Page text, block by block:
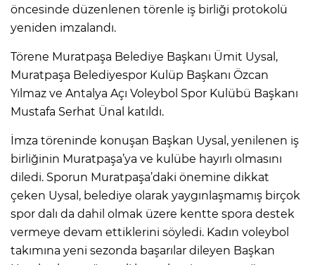
öncesinde düzenlenen törenle iş birliği protokolü
yeniden imzalandı.
Törene Muratpaşa Belediye Başkanı Ümit Uysal,
Muratpaşa Belediyespor Kulüp Başkanı Özcan
Yılmaz ve Antalya Açı Voleybol Spor Kulübü Başkanı
Mustafa Serhat Ünal katıldı.
İmza töreninde konuşan Başkan Uysal, yenilenen iş
birliğinin Muratpaşa’ya ve kulübe hayırlı olmasını
diledi. Sporun Muratpaşa’daki önemine dikkat
çeken Uysal, belediye olarak yaygınlaşmamış birçok
spor dalı da dahil olmak üzere kentte spora destek
vermeye devam ettiklerini söyledi. Kadın voleybol
takımına yeni sezonda başarılar dileyen Başkan